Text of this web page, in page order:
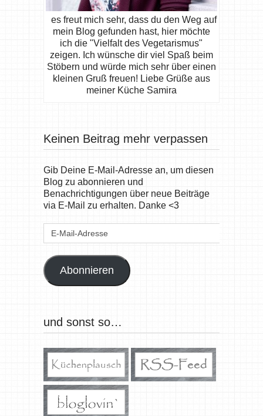
es freut mich sehr, dass du den Weg auf
mein Blog gefunden hast, hier möchte
ich die "Vielfalt des Vegetarismus"
zeigen. Ich wünsche dir viel Spaß beim
Stöbern und würde mich sehr über einen
kleinen Gruß freuen! Liebe Grüße aus
meiner Küche Samira
Keinen Beitrag mehr verpassen
Gib Deine E-Mail-Adresse an, um diesen
Blog zu abonnieren und
Benachrichtigungen über neue Beiträge
via E-Mail zu erhalten. Danke <3
E-
Abonnieren
und sonst so…